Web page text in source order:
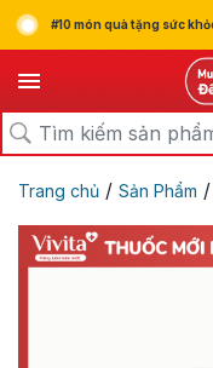
#10 món quà tặng sức
Trang chủ / Sản Phẩm /